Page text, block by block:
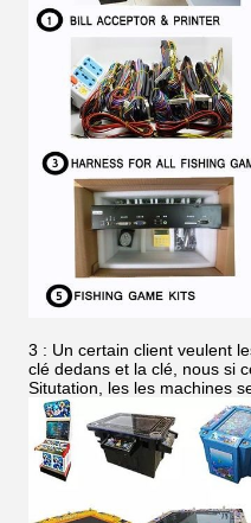
3 : Un certain client veulent
clé dedans et la clé, nous si
Situtation, les les machines